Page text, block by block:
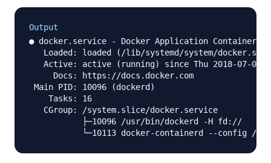
Output
● docker.service - Docker Application Container
Loaded: loaded (/lib/systemd/system/
Active: active (running) since Thu 2018-07-05
     Docs: https://docs.docker.com
Main PID: 10096 (dockerd)
    Tasks: 16
   CGroup: /system.slice/docker.service
           ├─10096 /usr/bin/dockerd -H fd://